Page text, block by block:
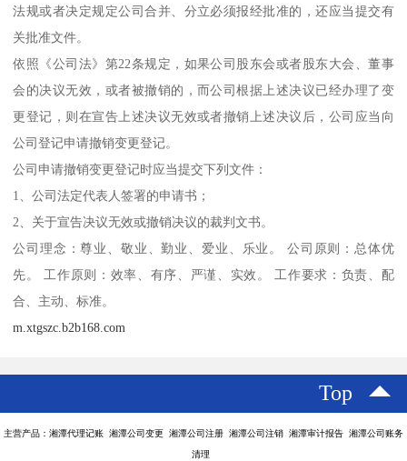
法规或者决定规定公司合并、分立必须报经批准的，还应当提交有
关批准文件。
依照《公司法》第22条规定，如果公司股东会或者股东大会、董事
会的决议无效，或者被撤销的，而公司根据上述决议已经办理了变
更登记，则在宣告上述决议无效或者撤销上述决议后，公司应当向
公司登记申请撤销变更登记。
公司申请撤销变更登记时应当提交下列文件：
1、公司法定代表人签署的申请书；
2、关于宣告决议无效或撤销决议的裁判文书。
公司理念：尊业、敬业、勤业、爱业、乐业。 公司原则：总体优
先。 工作原则：效率、有序、严谨、实效。 工作要求：负责、配
合、主动、标准。
m.xtgszc.b2b168.com
Top
主营产品：湘潭代理记账 湘潭公司变更 湘潭公司注册 湘潭公司注销 湘潭审计报告 湘潭公司账务
清理